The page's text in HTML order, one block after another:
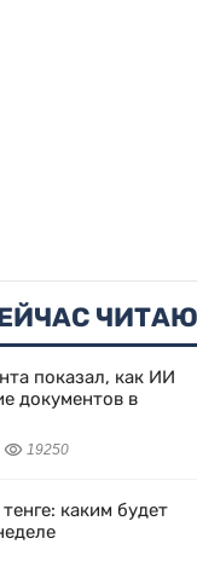
показал, как ИИ
документов в
19250
каким будет